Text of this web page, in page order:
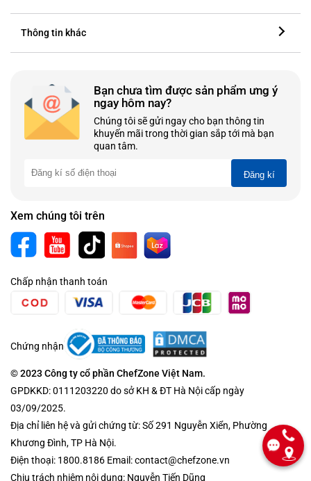
Thông tin khác
Bạn chưa tìm được sản phẩm ưng ý
ngay hôm nay?
Chúng tôi sẽ gửi ngay cho bạn thông tin
khuyến mãi trong thời gian sắp tới mà bạn
quan tâm.
Đăng kí
Xem chúng tôi trên
Chấp nhận thanh toán
Chứng nhận
© 2023 Công ty cổ phần ChefZone Việt Nam.
GPDKKD: 0111203220 do sở KH & ĐT Hà Nội cấp ngày
03/09/2025.
Địa chỉ liên hệ và gửi chứng từ: Số 291 Nguyễn Xiển, Phường
Khương Đình, TP Hà Nội.
Điện thoại: 1800.8186 Email: contact@chefzone.vn
Chịu trách nhiệm nội dung: Nguyễn Tiến Dũng